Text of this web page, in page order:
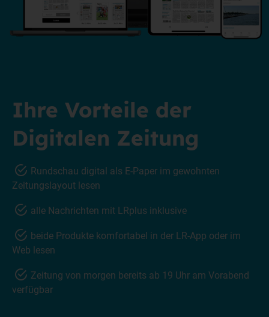
Ihre Vorteile der
Digitalen Zeitung
Rundschau digital als E-Paper im gewohnten
Zeitungslayout lesen
alle Nachrichten mit LRplus inklusive
beide Produkte komfortabel in der LR-App oder im
Web lesen
Zeitung von morgen bereits ab 19 Uhr am Vorabend
verfügbar